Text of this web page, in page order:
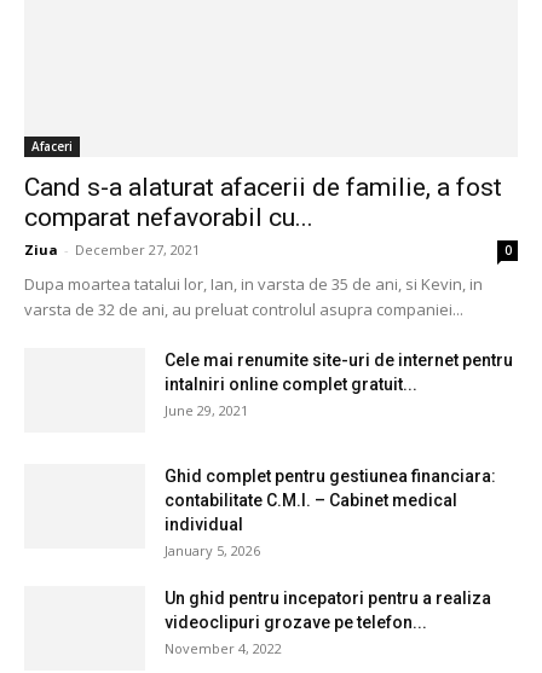
Afaceri
Cand s-a alaturat afacerii de familie, a fost
comparat nefavorabil cu...
Ziua - December 27, 2021 0
Dupa moartea tatalui lor, Ian, in varsta de 35 de ani, si Kevin, in
varsta de 32 de ani, au preluat controlul asupra companiei...
Cele mai renumite site-uri de internet pentru
intalniri online complet gratuit...
June 29, 2021
Ghid complet pentru gestiunea financiara:
contabilitate C.M.I. – Cabinet medical
individual
January 5, 2026
Un ghid pentru incepatori pentru a realiza
videoclipuri grozave pe telefon...
November 4, 2022